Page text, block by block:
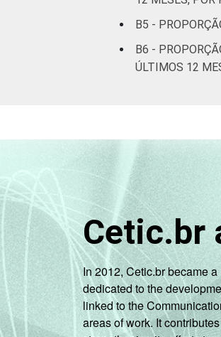
B5 -
B6 -
ÚLTIMOS 12
Cetic.br
In 2012, Cetic.br became
dedicated to the
linked to the
areas of work. It